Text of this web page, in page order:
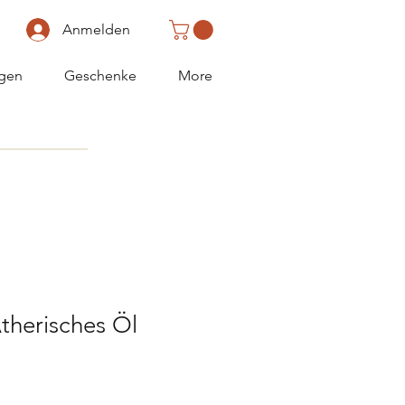
Anmelden
Geschenke More
Öl